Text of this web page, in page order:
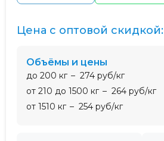
Цена с оптовой скидкой:
Объёмы и цены
до 200 кг
274 руб/кг
от 210 до 1500 кг
264 руб/кг
от 1510 кг
254 руб/кг